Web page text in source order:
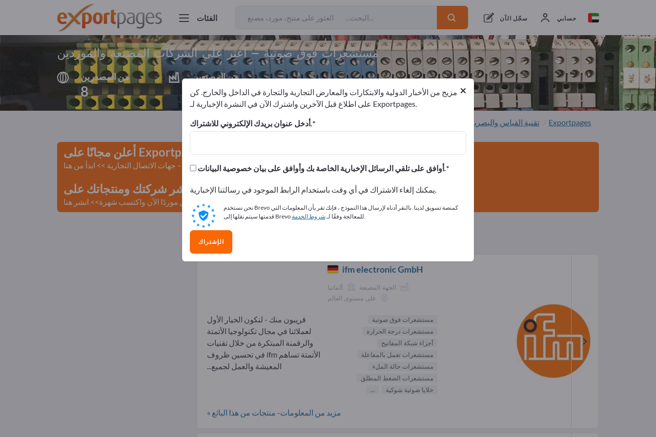
الفئات سجّل الآن حسابي
مستشعرات فوق صوتية – اعثر على الشركات المصنعة والموردين
من المصدرين
8
من المصنعين
8
من المصدرين من المصنعين8
Exportpages تقنية القياس والبصريات
أعلن مجانًا على Exportpages!
الاحتياجات – العروض – السلع المستعملة – جهات الاتصال التجارية >> ابدأ من هنا
انشر شركتك ومنتجاتك على Exportpages.
كن موردًا الآن واكتسب شهرة>> انشر هنا
الموردون مستشعرات فوق صوتية (8)
ifm electronic GmbH
الجهة المصنعة
ألمانيا
على مستوى العالم
مستشعرات فوق صوتية
مستشعرات درجة الحرارة
أجزاء شبكة المفاتيح
مستشعرات تعمل بالمفاعلة
مستشعرات حالة الملء
مستشعرات الضغط المطلق
خلايا ضوئية شوكية
...
قريبون منك - لنكون الخيار الأول
لعملائنا في مجال تكنولوجيا الأتمتة
والرقمنة المبتكرة من خلال تقنيات
الأتمتة تساهم ifm في تحسين ظروف
المعيشة والعمل لجميع...
مزيد من المعلومات- منتجات من هذا البائع »
× مزيج من الأخبار الدولية والابتكارات والمعارض التجارية والتجارة في الداخل والخارج. كن
على اطلاع قبل الآخرين واشترك الآن في النشرة الإخبارية لـ Exportpages.
أدخل عنوان بريدك الإلكتروني للاشتراك.
أوافق على تلقي الرسائل الإخبارية الخاصة بك وأوافق على بيان خصوصية البيانات.
يمكنك إلغاء الاشتراك في أي وقت باستخدام الرابط الموجود في رسالتنا الإخبارية.
نحن نستخدم Brevo كمنصة تسويق لدينا. بالنقر أدناه لإرسال هذا النموذج ، فإنك تقر بأن المعلومات التي
قدمتها سيتم نقلها إلى Brevo للمعالجة وفقًا لـشروط الخدمة .
الإشتراك